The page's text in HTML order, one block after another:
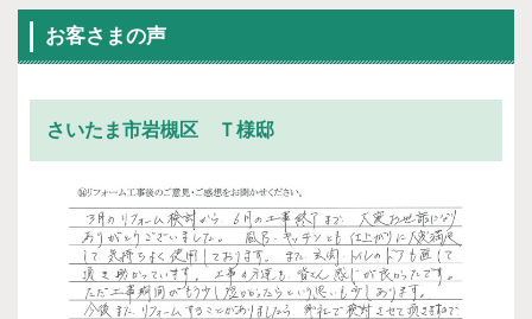
お客さまの声
さいたま市岩槻区 Ｔ様邸